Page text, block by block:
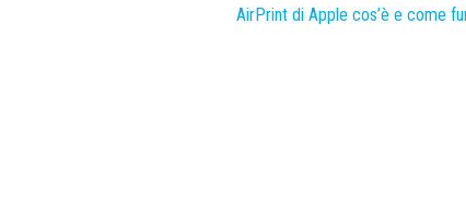
AirPrint di Apple cos’è e come